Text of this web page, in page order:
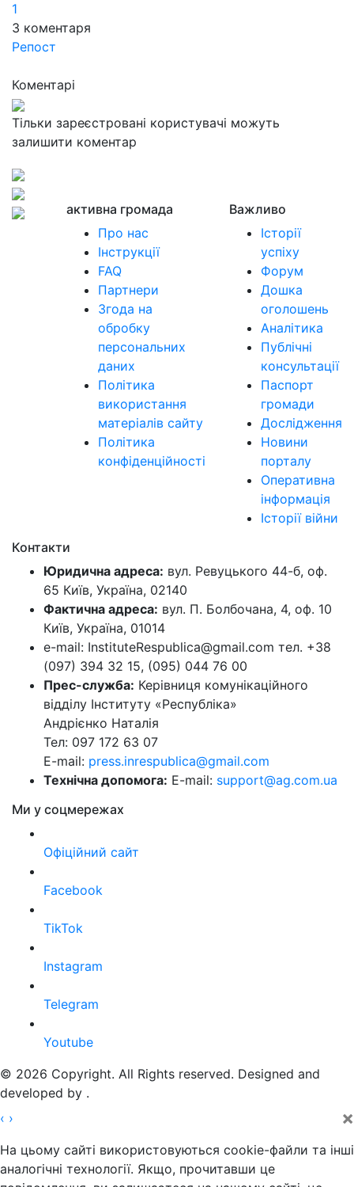
1
3 коментаря
Репост
Коментарі
Тільки зареєстровані користувачі можуть
залишити коментар
активна громада
Про нас
Інструкції
FAQ
Партнери
Згода на
обробку
персональних
даних
Політика
використання
матеріалів сайту
Політика
конфіденційності
Важливо
Історії
успіху
Форум
Дошка
оголошень
Аналітика
Публічні
консультації
Паспорт
громади
Дослідження
Новини
порталу
Оперативна
інформація
Історії війни
Контакти
Юридична адреса: вул. Ревуцького 44-б, оф.
65 Київ, Україна, 02140
Фактична адреса: вул. П. Болбочана, 4, оф. 10
Київ, Україна, 01014
e-mail: InstituteRespublica@gmail.com тел. +38
(097) 394 32 15, (095) 044 76 00
Прес-служба: Керівниця комунікаційного
відділу Інституту «Республіка»
Андрієнко Наталія
Тел: 097 172 63 07
E-mail: press.inrespublica@gmail.com
Технічна допомога: E-mail: support@ag.com.ua
Ми у соцмережах
Офіційний сайт
Facebook
TikTok
Instagram
Telegram
Youtube
© 2026 Copyright. All Rights reserved. Designed and
developed by .
‹ › ×
На цьому сайті використовуються cookie-файли та інші
аналогічні технології. Якщо, прочитавши це